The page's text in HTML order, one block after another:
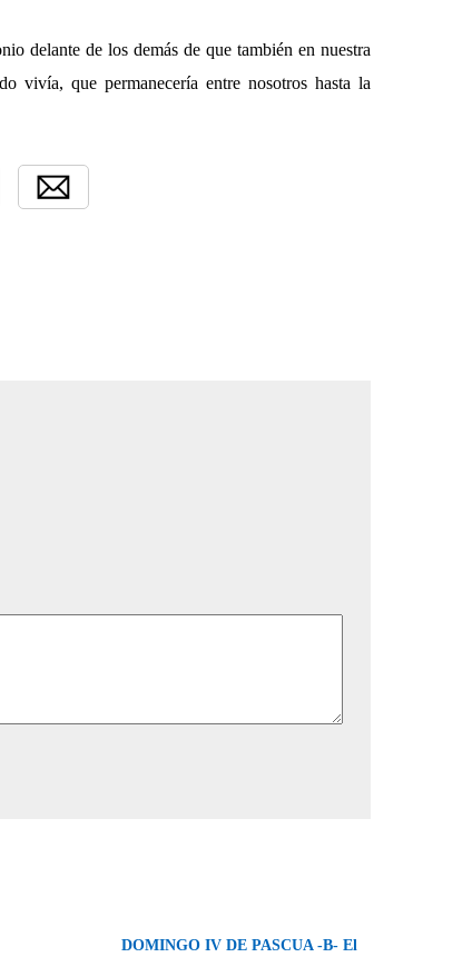
delante de los demás de que también en nuestra
vivía, que permanecería entre nosotros hasta la
DOMINGO IV DE PASCUA -B- El